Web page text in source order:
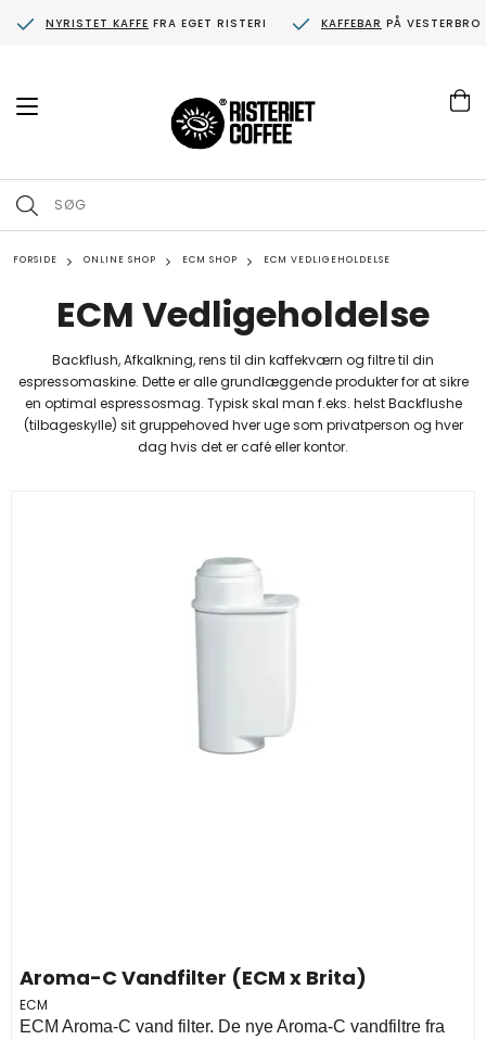
NYRISTET KAFFE FRA EGET RISTERI KAFFEBAR PÅ VESTERBRO
T
l
e
v
o
n
FORSIDE ONLINE SHOP ECM SHOP ECM VEDLIGEHOLDELSE
ECM Vedligeholdelse
Backflush, Afkalkning, rens til din kaffekværn og filtre til din
espressomaskine. Dette er alle grundlæggende produkter for at sikre
en optimal espressosmag. Typisk skal man f.eks. helst Backflushe
(tilbageskylle) sit gruppehoved hver uge som privatperson og hver
dag hvis det er café eller kontor.
Aroma-C Vandfilter (ECM x Brita)
ECM
ECM Aroma-C vand filter. De nye Aroma-C vandfiltre fra